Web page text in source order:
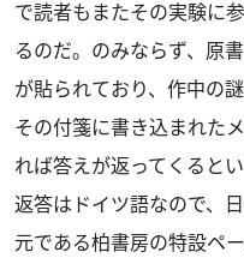
で読者もまたその実験に
るのだ。のみならず、原
が貼られており、作中の
その付箋に書き込まれた
れば答えが返ってくると
返答はドイツ語なので、
元である柏書房の特設ペ